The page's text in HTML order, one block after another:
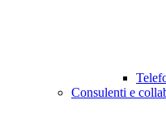
Consulenti e